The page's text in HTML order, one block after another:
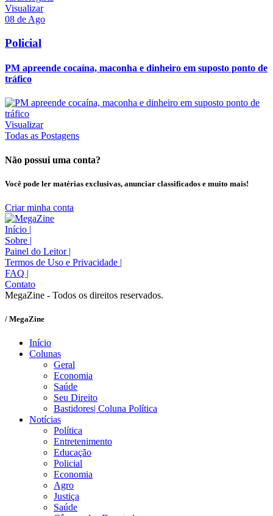
Visualizar
08 de Ago
Policial
PM apreende cocaína, maconha e dinheiro em suposto ponto de
tráfico
Visualizar
Todas as Postagens
Não possui uma conta?
Você pode ler matérias exclusivas, anunciar classificados e muito mais!
Criar minha conta
Início |
Sobre |
Painel do Leitor |
Termos de Uso e Privacidade |
FAQ |
Contato
MegaZine - Todos os direitos reservados.
/ MegaZine
Início
Colunas
Geral
Economia
Saúde
Seu Direito
Bastidores| Coluna Política
Notícias
Política
Entretenimento
Educação
Policial
Economia
Agro
Justiça
Saúde